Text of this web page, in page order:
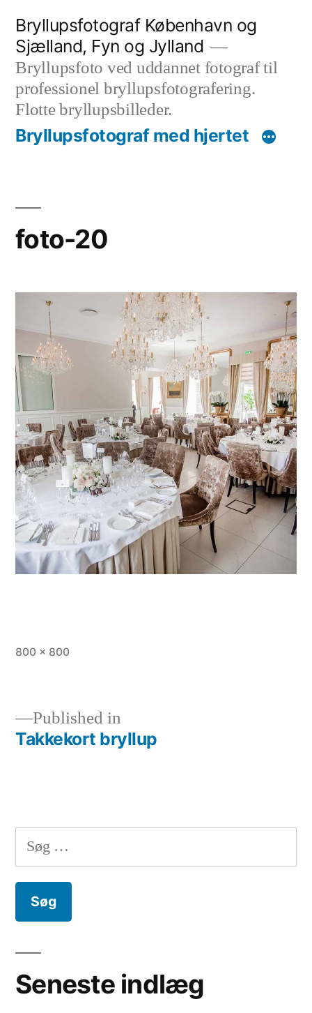
indhold
Bryllupsfotograf København og
Sjælland, Fyn og Jylland
Bryllupsfoto ved uddannet fotograf til
professionel bryllupsfotografering.
Flotte bryllupsbilleder.
Bryllupsfotograf med hjertet
foto-20
Full
800 × 800
Indlægsnavigation
Published in
Takkekort bryllup
Søg
efter:
Seneste indlæg